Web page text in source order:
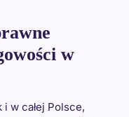
w
w całej Polsce,